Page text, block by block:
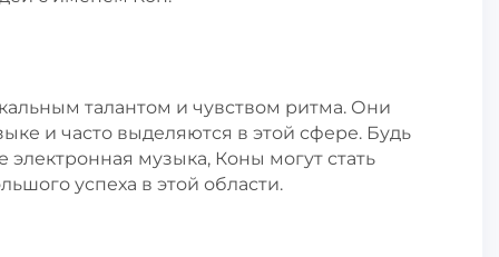
талантом и чувством ритма. Они
и часто выделяются в этой сфере. Будь
электронная музыка, Коны могут стать
успеха в этой области.